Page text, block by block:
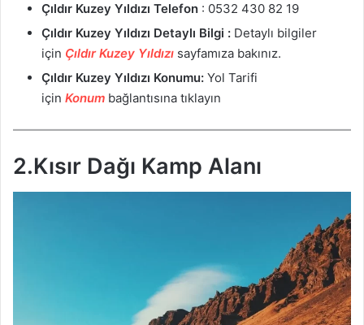
Çıldır Kuzey Yıldızı Telefon : 0532 430 82 19
Çıldır Kuzey Yıldızı Detaylı Bilgi : Detaylı bilgiler
için Çıldır Kuzey Yıldızı sayfamıza bakınız.
Çıldır Kuzey Yıldızı Konumu: Yol Tarifi
için Konum bağlantısına tıklayın
2.Kısır Dağı Kamp Alanı